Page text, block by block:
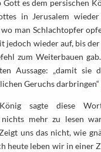
Gott es dem persischen
in Jerusalem
wo man Schlachtopfer
jedoch wieder auf, bis
zum Weiterbauen
Aussage: „damit sie
Geruchs darbringen“
sagte diese
nichts mehr zu lesen
uns das nicht, wie
heute leben wir in einer